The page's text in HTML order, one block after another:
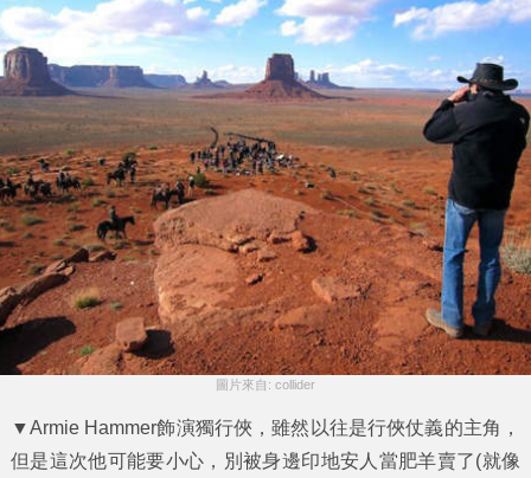
圖片來自: collider
▼Armie Hammer飾演獨行俠，雖然以往是行俠仗義的主角，
但是這次他可能要小心，別被身邊印地安人當肥羊賣了(就像